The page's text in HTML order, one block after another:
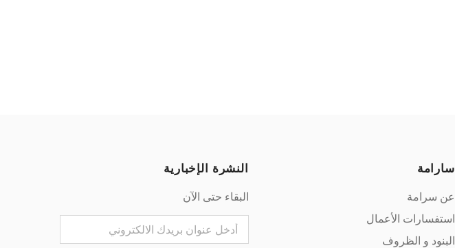
سارامة
عن سرامة
استفسارات الأعمال
البنود و الظروف
النشرة الإخبارية
البقاء حتى الآن